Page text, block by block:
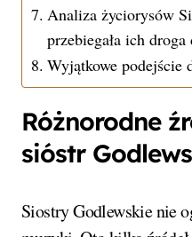
Analiza życiorysów
przebiegała ich
Wyjątkowe podejście
Różnorodne
sióstr
Siostry Godlewskie nie